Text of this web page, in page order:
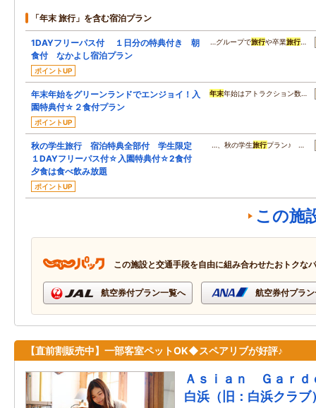
「年末 旅行」を含む宿泊プラン
1DAYフリーパス付 １日分の特典付き 朝
食付 なかよし宿泊プラン
ポイントUP
…グループで旅行や卒業旅行…
年末年始をグリーンランドでエンジョイ！入
園特典付☆２食付プラン
ポイントUP
年末年始はアトラクション数…
秋の学生旅行 宿泊特典全部付 学生限定
１DAYフリーパス付☆入園特典付☆2食付
夕食は食べ飲み放題
ポイントUP
…、秋の学生旅行プラン♪ …
この施
この施設と交通手段を自由に組み合わせたおトクな
航空券付プラン一覧へ 航空券付プラ
【直前割販売中】一部客室ペットOK◆スペアリブが好評♪
Ａｓｉａｎ Ｇａｒ
白浜（旧：白浜クラブ